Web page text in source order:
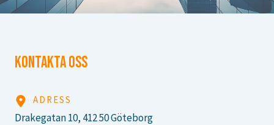
KONTAKTA OSS
ADRESS
Drakegatan 10, 412 50 Göteborg